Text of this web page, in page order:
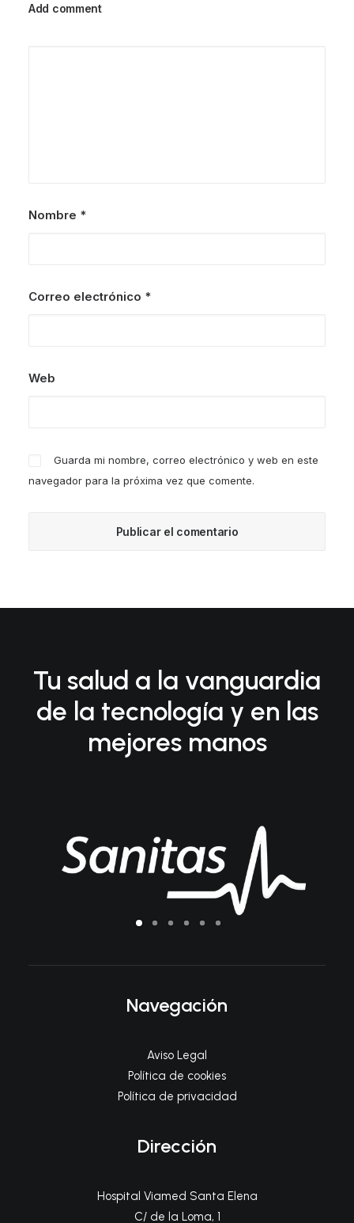
Add comment
Nombre *
Correo electrónico *
Web
Guarda mi nombre, correo electrónico y web en este
navegador para la próxima vez que comente.
Tu salud a la vanguardia
de la tecnología y en las
mejores manos
Navegación
Aviso Legal
Política de cookies
Política de privacidad
Dirección
Hospital Viamed Santa Elena
C/ de la Loma, 1